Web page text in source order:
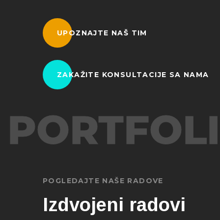
UPOZNAJTE NAŠ TIM
ZAKAŽITE KONSULTACIJE SA NAMA
POGLEDAJTE NAŠE RADOVE
Izdvojeni radovi